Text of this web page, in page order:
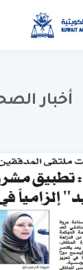
أخبار